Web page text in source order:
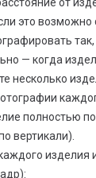
это возможно
— когда
несколько
полностью
вертикали).
изделия